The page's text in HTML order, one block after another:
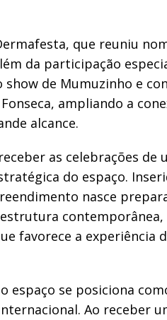
que reuniu
da participação
de Mumuzinho e
ampliando a
alcance.
as celebrações de
do espaço.
nasce
contemporânea,
favorece a experiência
espaço se posiciona
Ao receber